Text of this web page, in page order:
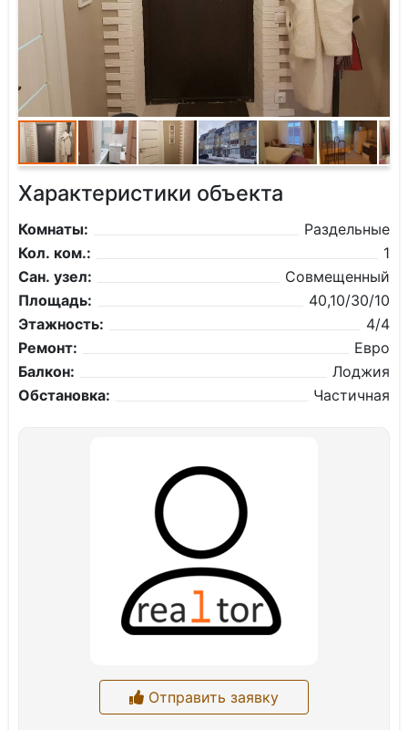
Характеристики объекта
Комнаты:
Раздельные
Кол. ком.:
1
Сан. узел:
Совмещенный
Площадь:
40,10/30/10
Этажность:
4/4
Ремонт:
Евро
Балкон:
Лоджия
Обстановка:
Частичная
Отправить заявку